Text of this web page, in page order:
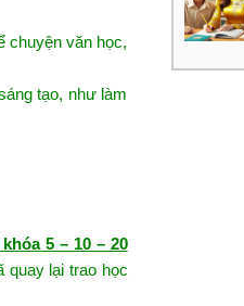
chuyện văn học,
tạo, như làm
5 – 10 – 20
lại trao học